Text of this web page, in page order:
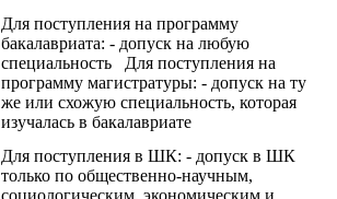
Для поступления на программу
бакалавриата: - допуск на любую
специальность Для поступления на
программу магистратуры: - допуск на ту
же или схожую специальность, которая
изучалась в бакалавриате
Для поступления в ШК: - допуск в ШК
только по общественно-научным,
социологическим, экономическим и